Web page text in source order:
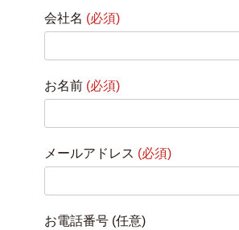
会社名 (必須)
お名前 (必須)
メールアドレス (必須)
お電話番号 (任意)